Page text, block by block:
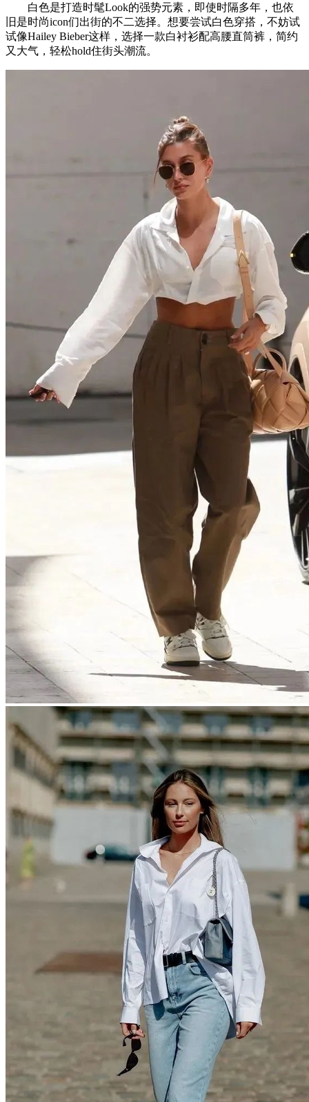
白色是打造时髦Look的强势元素，即使时隔多年，也依
旧是时尚icon们出街的不二选择。想要尝试白色穿搭，不妨试
试像Hailey Bieber这样，选择一款白衬衫配高腰直筒裤，简约
又大气，轻松hold住街头潮流。